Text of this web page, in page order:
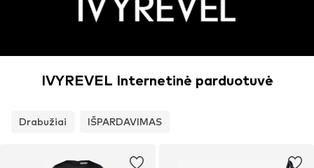
IVYREVEL Internetinė parduotuvė
Drabužiai IŠPARDAVIMAS